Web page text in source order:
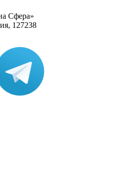
Сфера»
127238